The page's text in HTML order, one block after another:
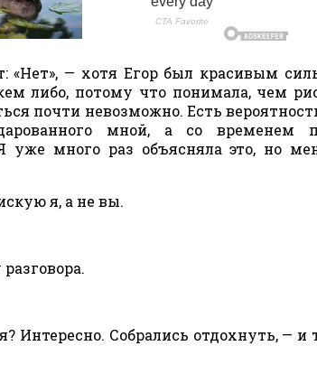
«Нет», — хотя Егор был красивым
либо, потому что понимала, чем
почти невозможно. Есть
мной, а со временем
уже много раз объясняла это, но
я, а не вы.
Интересно. Собрались отдохнуть, — и